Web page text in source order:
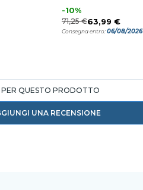
-10%
71,25 €63,99 €
Consegna entro:06/08/2026
PER QUESTO PRODOTTO
UNA RECENSIONE